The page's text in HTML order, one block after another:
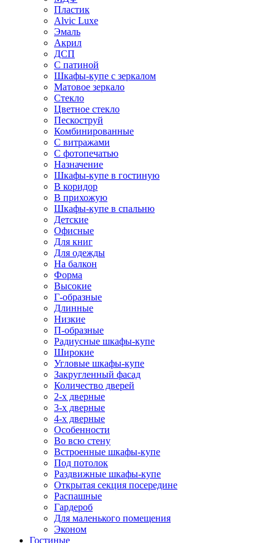
Пластик
Alvic Luxe
Эмаль
Акрил
ДСП
С патиной
Шкафы-купе с зеркалом
Матовое зеркало
Стекло
Цветное стекло
Пескоструй
Комбинированные
С витражами
С фотопечатью
Назначение
Шкафы-купе в гостиную
В коридор
В прихожую
Шкафы-купе в спальню
Детские
Офисные
Для книг
Для одежды
На балкон
Форма
Высокие
Г-образные
Длинные
Низкие
П-образные
Радиусные шкафы-купе
Широкие
Угловые шкафы-купе
Закругленный фасад
Количество дверей
2-х дверные
3-х дверные
4-х дверные
Особенности
Во всю стену
Встроенные шкафы-купе
Под потолок
Раздвижные шкафы-купе
Открытая секция посередине
Распашные
Гардероб
Для маленького помещения
Эконом
Гостиные